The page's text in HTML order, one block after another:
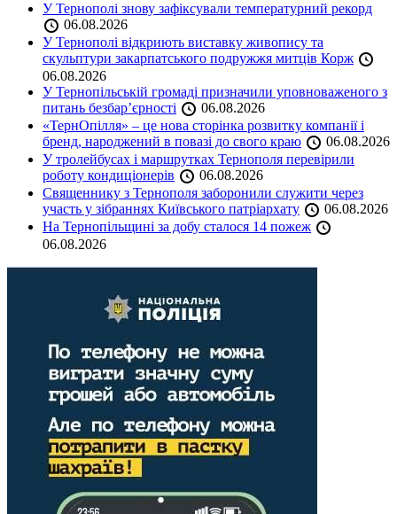
У Тернополі знову зафіксували температурний рекорд
06.08.2026
У Тернополі відкриють виставку живопису та
скульптури закарпатського подружжя митців Корж
06.08.2026
У Тернопільській громаді призначили уповноваженого з
питань безбар’єрності
06.08.2026
«ТернОпілля» – це нова сторінка розвитку компанії і
бренд, народжений в повазі до свого краю
06.08.2026
У тролейбусах і маршрутках Тернополя перевірили
роботу кондиціонерів
06.08.2026
Священнику з Тернополя заборонили служити через
участь у зібраннях Київського патріархату
06.08.2026
На Тернопільщині за добу сталося 14 пожеж
06.08.2026